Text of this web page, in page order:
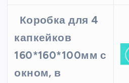
Коробка для 4
капкейков
160*160*100мм с
окном, в